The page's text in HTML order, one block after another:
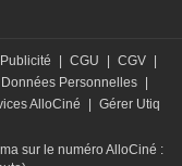
Publicité CGU CGV
Données Personnelles
AlloCiné
Gérer Utiq
sur le numéro AlloCiné :